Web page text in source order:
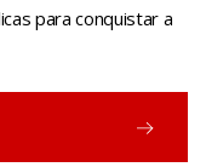
para conquistar a